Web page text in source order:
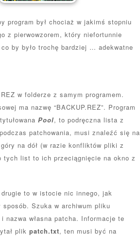
program był chociaż w jakimś stopniu
z pierwowzorem, który niefortunnie
co by było trochę bardziej … adekwatne
w folderze z samym programem.
ma nazwę “BACKUP.REZ”. Program
Pool, to podręczna lista z
patchowania, musi znaleźć się na
na dół (w razie konfliktów pliki z
tych list to ich przeciągnięcie na okno z
to w istocie nic innego, jak
Szuka w archiwum pliku
własna patcha. Informacje te
plik patch.txt, ten musi być na